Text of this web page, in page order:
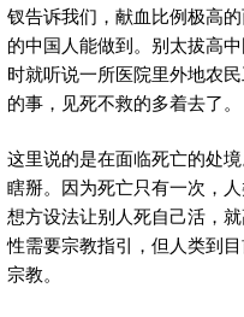
钗告诉我们，献血比例极高
的中国人能做到。别太拔高
时就听说一所医院里外地农
的事，见死不救的多着去了。
这里说的是在面临死亡的处
瞎掰。因为死亡只有一次，
想方设法让别人死自己活，
性需要宗教指引，但人类到
宗教。